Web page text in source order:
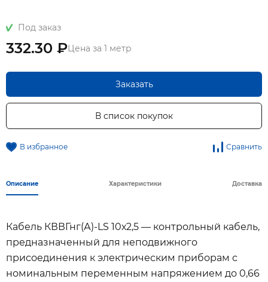
Под заказ
332.30 ₽Цена за 1 метр
Заказать
В список покупок
В избранное Сравнить
Описание Характеристики Доставка
Кабель КВВГнг(А)-LS 10х2,5 — контрольный кабель,
предназначенный для неподвижного
присоединения к электрическим приборам с
номинальным переменным напряжением до 0,66